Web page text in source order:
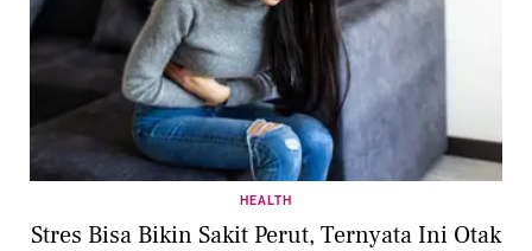
HEALTH
Stres Bisa Bikin Sakit Perut, Ternyata Ini Otak